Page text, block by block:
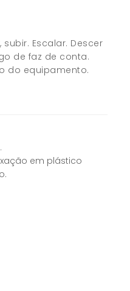
subir. Escalar. Descer
de faz de conta.
do equipamento.
em plástico